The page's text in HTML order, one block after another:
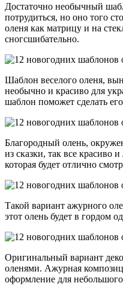
Достаточно необычный
потрудиться, но оно того
оленя как матрицу и на
сногсшибательно.
Шаблон веселого оленя,
необычно и красиво для
шаблон поможет сделать
Благородный олень,
из сказки, так все красиво
которая будет отлично
Такой вариант ажурного
этот олень будет в гордом
Оригинальный вариант
оленями. Ажурная
оформление для